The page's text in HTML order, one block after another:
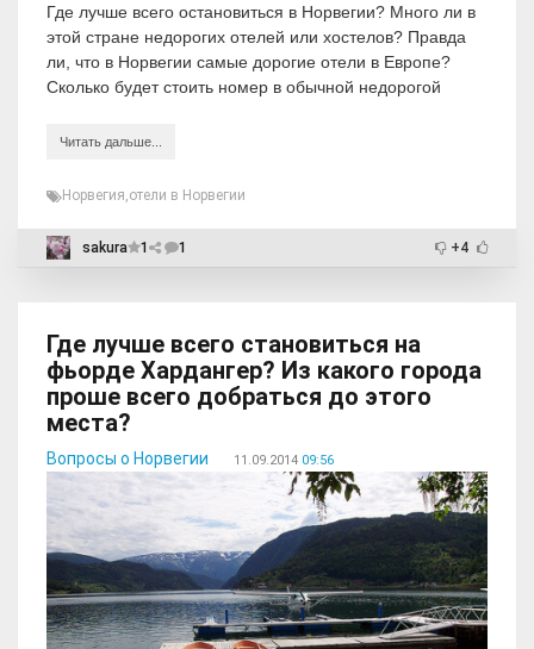
Где лучше всего остановиться в Норвегии? Много ли в
этой стране недорогих отелей или хостелов? Правда
ли, что в Норвегии самые дорогие отели в Европе?
Сколько будет стоить номер в обычной недорогой
Читать дальше...
Норвегия отели в Норвегии
sakura 1 1 +4
Где лучше всего становиться на
фьорде Хардангер? Из какого города
проше всего добраться до этого
места?
Вопросы о Норвегии 11.09.2014 09:56